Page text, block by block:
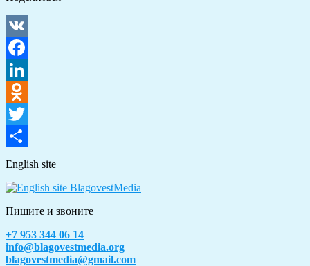
VK
Facebook
LinkedIn
Odnoklassniki
Twitter
Отправить
English site
Пишите и звоните
+7 953 344 06 14
info@blagovestmedia.org
blagovestmedia@gmail.com